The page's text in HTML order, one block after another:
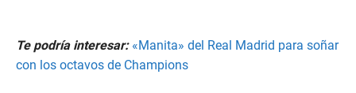
Te podría interesar: «Manita» del Real Madrid para soñar
con los octavos de Champions